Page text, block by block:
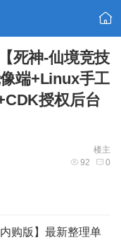
死神-仙境竞技
端+Linux手工
授权后台
楼主
92 0
购版】最新整理单